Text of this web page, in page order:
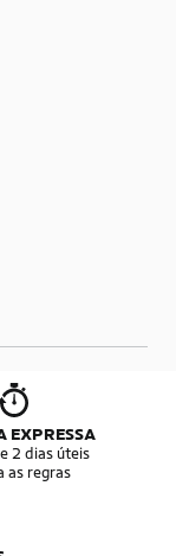
EXPRESSA
2 dias úteis
as regras